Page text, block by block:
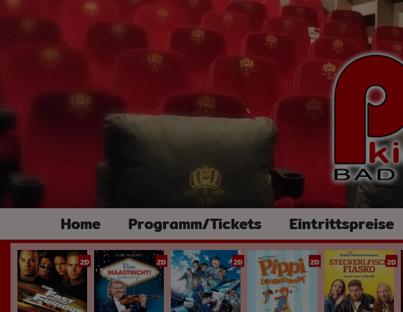
Home Programm/Tickets Eintrittspreise
2D 2D 2D 2D 2D